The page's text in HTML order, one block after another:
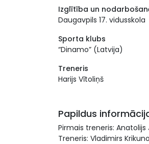
Izglītība un
Daugavpils 17. vidusskola
Sporta klubs
“Dinamo” (Latvija)
Treneris
Harijs Vītoliņš
Papildus
Pirmais treneris:
Treneris: Vladimirs